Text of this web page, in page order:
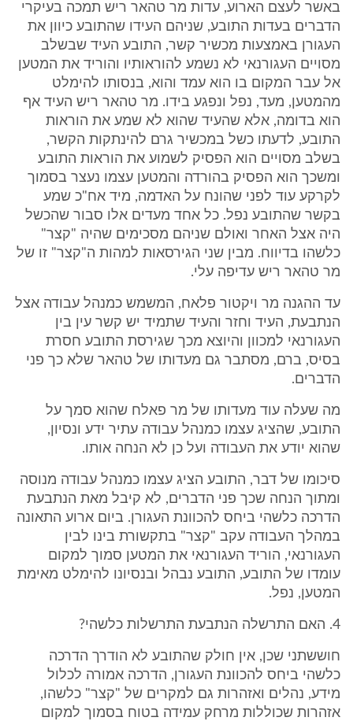
באשר לעצם הארוע, עדות מר טהאר ריש תמכה בעיקרי
הדברים בעדות התובע, שניהם העידו שהתובע כיוון את
העגורן באמצעות מכשיר קשר, התובע העיד שבשלב
מסויים העגורנאי לא נשמע להוראותיו והוריד את המטען
אל עבר המקום בו הוא עמד והוא, בנסותו להימלט
מהמטען, מעד, נפל ונפגע בידו. מר טהאר ריש העיד אף
הוא בדומה, אלא שהעיד שהוא לא שמע את הוראות
התובע, לדעתו כשל במכשיר גרם להינתקות הקשר,
בשלב מסויים הוא הפסיק לשמוע את הוראות התובע
ומשכך הוא הפסיק בהורדה והמטען עצמו נעצר בסמוך
לקרקע עוד לפני שהונח על האדמה, מיד אח"כ שמע
בקשר שהתובע נפל. כל אחד מעדים אלו סבור שהכשל
היה אצל האחר ואולם שניהם מסכימים שהיה "קצר"
כלשהו בדיווח. מבין שני הגירסאות למהות ה"קצר" זו של
מר טהאר ריש עדיפה עלי.
עד ההגנה מר ויקטור פלאח, המשמש כמנהל עבודה אצל
הנתבעת, העיד וחזר והעיד שתמיד יש קשר עין בין
העגורנאי למכוון והיוצא מכך שגירסת התובע חסרת
בסיס, ברם, מסתבר גם מעדותו של טהאר שלא כך פני
הדברים.
מה שעלה עוד מעדותו של מר פאלח שהוא סמך על
התובע, שהציג עצמו כמנהל עבודה עתיר ידע ונסיון,
שהוא יודע את העבודה ועל כן לא הנחה אותו.
סיכומו של דבר, התובע הציג עצמו כמנהל עבודה מנוסה
ומתוך הנחה שכך פני הדברים, לא קיבל מאת הנתבעת
הדרכה כלשהי ביחס להכוונת העגורן. ביום ארוע התאונה
במהלך העבודה עקב "קצר" בתקשורת בינו לבין
העגורנאי, הוריד העגורנאי את המטען סמוך למקום
עומדו של התובע, התובע נבהל ובנסיונו להימלט מאימת
המטען, נפל.
4. האם התרשלה הנתבעת התרשלות כלשהי?
חוששתני שכן, אין חולק שהתובע לא הודרך הדרכה
כלשהי ביחס להכוונת העגורן, הדרכה אמורה לכלול
מידע, נהלים ואזהרות גם למקרים של "קצר" כלשהו,
אזהרות שכוללות מרחק עמידה בטוח בסמוך למקום